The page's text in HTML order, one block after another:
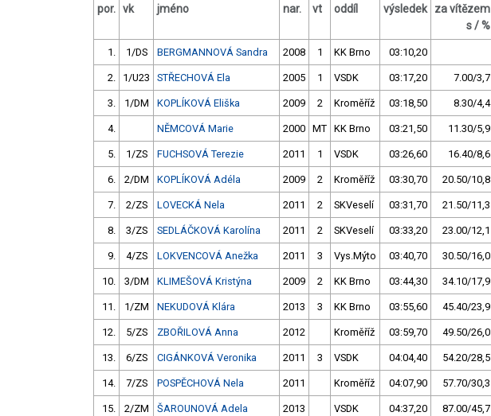
por. vk jméno nar. vt oddíl výsledek
za vítězem
s / %
1. 1/DS BERGMANNOVÁ Sandra 2008 1 KK Brno 03:10,20
2. 1/U23 STŘECHOVÁ Ela 2005 1 VSDK 03:17,20 7.00/3,7
3. 1/DM KOPLÍKOVÁ Eliška 2009 2 Kroměříž 03:18,50 8.30/4,4
4. NĚMCOVÁ Marie 2000 MT KK Brno 03:21,50 11.30/5,9
5. 1/ZS FUCHSOVÁ Terezie 2011 1 VSDK 03:26,60 16.40/8,6
6. 2/DM KOPLÍKOVÁ Adéla 2009 2 Kroměříž 03:30,70 20.50/10,8
7. 2/ZS LOVECKÁ Nela 2011 2 SKVeselí 03:31,70 21.50/11,3
8. 3/ZS SEDLÁČKOVÁ Karolína 2011 2 SKVeselí 03:33,20 23.00/12,1
9. 4/ZS LOKVENCOVÁ Anežka 2011 3 Vys.Mýto 03:40,70 30.50/16,0
10. 3/DM KLIMEŠOVÁ Kristýna 2009 2 KK Brno 03:44,30 34.10/17,9
11. 1/ZM NEKUDOVÁ Klára 2013 3 KK Brno 03:55,60 45.40/23,9
12. 5/ZS ZBOŘILOVÁ Anna 2012 Kroměříž 03:59,70 49.50/26,0
13. 6/ZS CIGÁNKOVÁ Veronika 2011 3 VSDK 04:04,40 54.20/28,5
14. 7/ZS POSPĚCHOVÁ Nela 2011 Kroměříž 04:07,90 57.70/30,3
15. 2/ZM ŠAROUNOVÁ Adela 2013 VSDK 04:37,20 87.00/45,7